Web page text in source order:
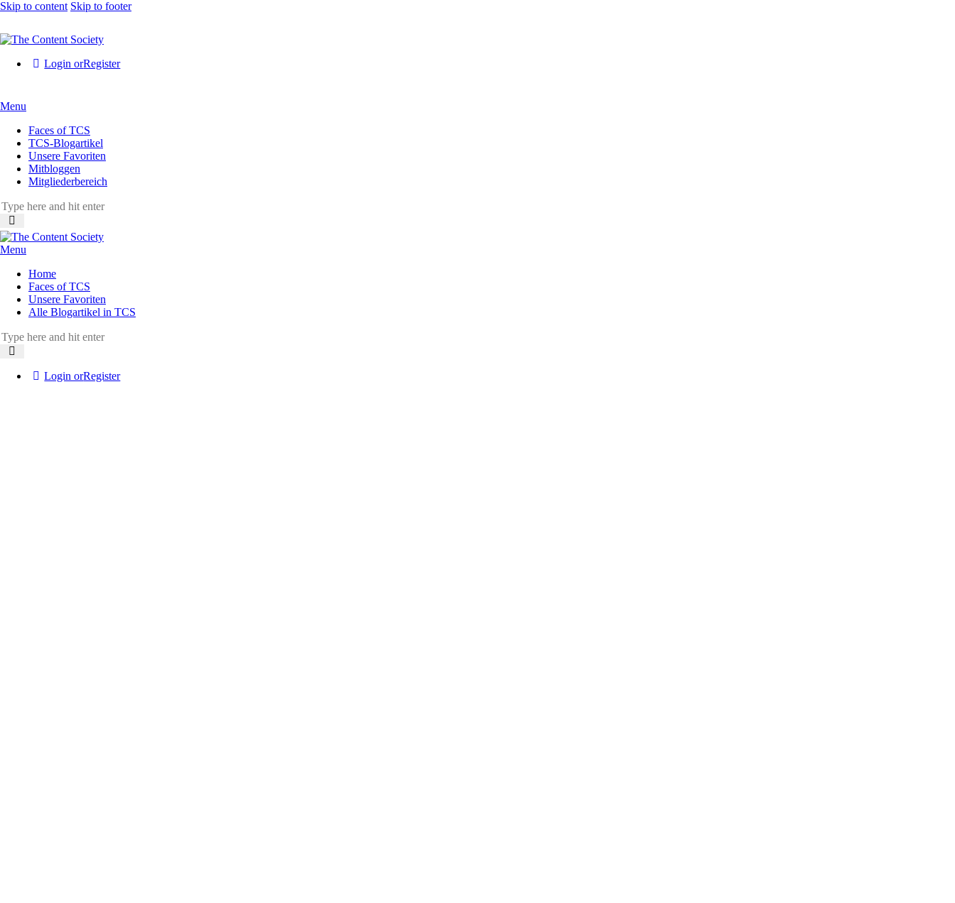
Skip to content Skip to footer
Login orRegister
Menu
Faces of TCS
TCS-Blogartikel
Unsere Favoriten
Mitbloggen
Mitgliederbereich
Menu
Home
Faces of TCS
Unsere Favoriten
Alle Blogartikel in TCS
Login orRegister